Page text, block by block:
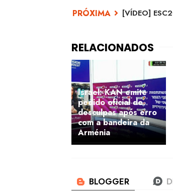
[VÍDEO]
Israel: KAN emite
pedido oficial de
desculpas após erro
com a bandeira da
Arménia